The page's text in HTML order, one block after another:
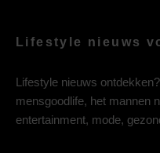
Lifestyle nieuws
Lifestyle nieuws
mensgoodlife, het mannen
entertainment, mode,